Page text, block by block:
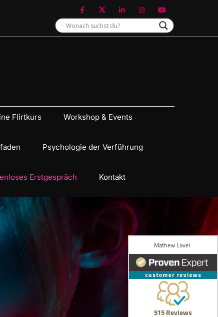
Flirtkurs Workshop & Events
Psychologie der Verführung
Erstgespräch Kontakt